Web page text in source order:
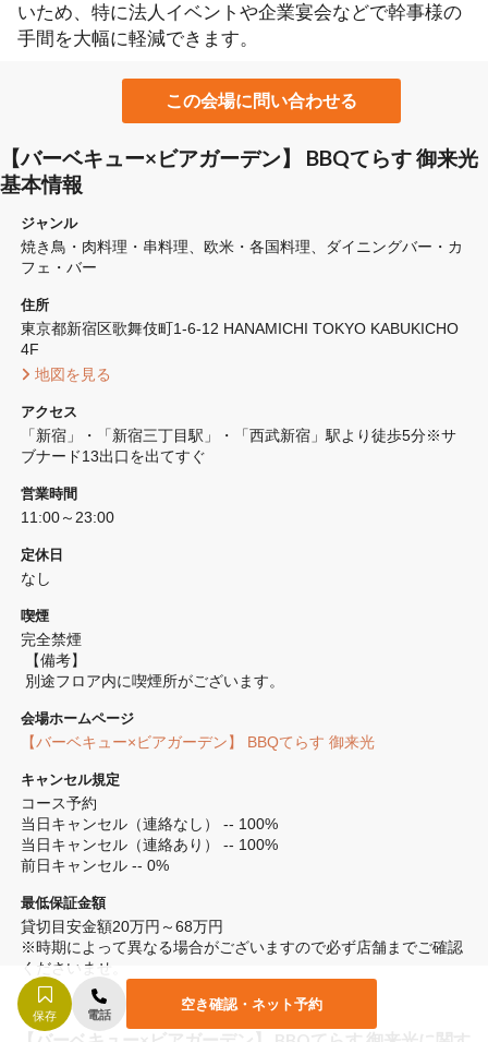
いため、特に法人イベントや企業宴会などで幹事様の
手間を大幅に軽減できます。
この会場に問い合わせる
【バーベキュー×ビアガーデン】 BBQてらす 御来光
基本情報
ジャンル
焼き鳥・肉料理・串料理 欧米・各国料理
ダイニングバー・カ
フェ・バー
住所
東京都新宿区歌舞伎町1-6-12 HANAMICHI TOKYO KABUKICHO
4F
地図を見る
アクセス
「新宿」・「新宿三丁目駅」・「西武新宿」駅より徒歩5分※サ
ブナード13出口を出てすぐ
営業時間
11:00～23:00
定休日
なし
喫煙
完全禁煙
【備考】
別途フロア内に喫煙所がございます。
会場ホームページ
【バーベキュー×ビアガーデン】 BBQてらす 御来光
キャンセル規定
コース予約
当日キャンセル（連絡なし） -- 100%
当日キャンセル（連絡あり） -- 100%
前日キャンセル -- 0%
最低保証金額
貸切目安金額20万円～68万円
※時期によって異なる場合がございますので必ず店舗までご確認
くださいませ。
保存 電話
空き確認・ネット予約